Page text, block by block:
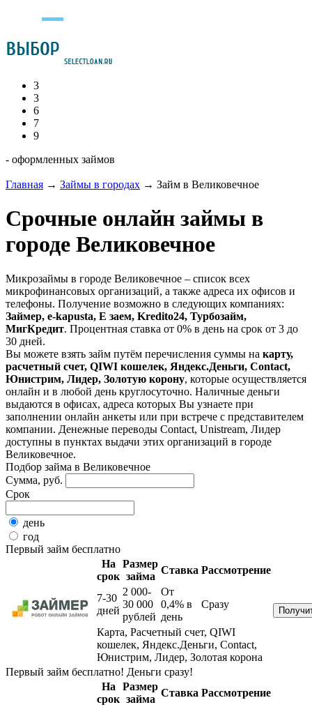
3
3
6
7
9
- оформленных займов
Главная → Займы в городах → Займ в Великовечное
Срочные онлайн займы в
городе Великовечное
Микрозаймы в городе Великовечное – список всех
микрофинансовых организаций, а также адреса их офисов и
телефоны. Получение возможно в следующих компаниях:
Займер, e-kapusta, Е заем, Kredito24, Турбозайм,
МигКредит. Процентная ставка от 0% в день на срок от 3 до
30 дней.
Вы можете взять займ путём перечисления суммы на карту,
расчетный счет, QIWI кошелек, Яндекс.Деньги, Contact,
Юнистрим, Лидер, Золотую корону, которые осуществляется
онлайн и в любой день круглосуточно. Наличные деньги
выдаются в офисах, адреса которых Вы узнаете при
заполнении онлайн анкеты или при встрече с представителем
компании. Денежные переводы Contact, Unistream, Лидер
доступны в пунктах выдачи этих организаций в городе
Великовечное.
Подбор займа в Великовечное
Сумма, руб.
Срок
день
год
Первый займ бесплатно
На
срок
Размер
займа
Ставка Рассмотрение
7-30
дней
2 000-
30 000
рублей
От
0,4% в
день
Сразу
Карта, Расчетный счет, QIWI
кошелек, Яндекс.Деньги, Contact,
Юнистрим, Лидер, Золотая корона
Первый займ бесплатно! Деньги сразу!
На
срок
Размер
займа
Ставка Рассмотрение